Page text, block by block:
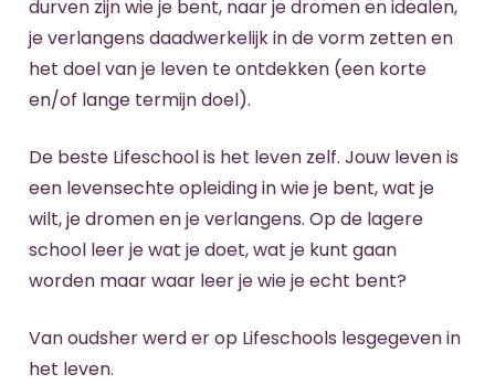
durven zijn wie je bent, naar je dromen en idealen,
je verlangens daadwerkelijk in de vorm zetten en
het doel van je leven te ontdekken (een korte
en/of lange termijn doel).
De beste Lifeschool is het leven zelf. Jouw leven is
een levensechte opleiding in wie je bent, wat je
wilt, je dromen en je verlangens. Op de lagere
school leer je wat je doet, wat je kunt gaan
worden maar waar leer je wie je echt bent?
Van oudsher werd er op Lifeschools lesgegeven in
het leven.